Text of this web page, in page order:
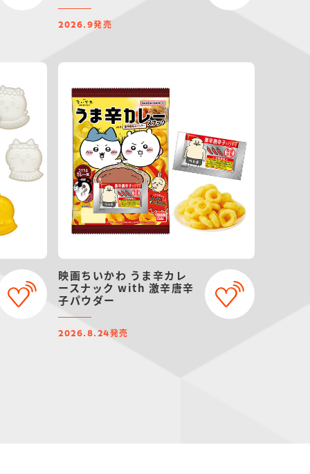
2026.9発売
映画ちいかわ うま辛カレ
ースナック with 激辛唐辛
子パウダー
2026.8.24発売